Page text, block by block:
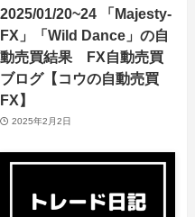
2025/01/20~24 「Majesty-
FX」「Wild Dance」の自
動売買結果 FX自動売買
ブログ【コウの自動売買
FX】
2025年2月2日